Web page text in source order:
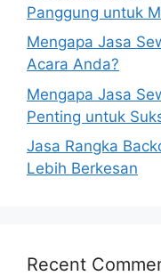
Panggung untuk
Mengapa Jasa
Acara Anda?
Mengapa Jasa
Penting untuk
Jasa Rangka
Lebih Berkesan
Recent